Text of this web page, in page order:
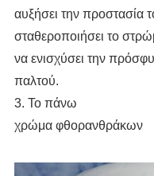
αυξήσει την προστασία
σταθεροποιήσει το
να ενισχύσει την
παλτού.
3. Το πάνω
χρώμα φθορανθράκων